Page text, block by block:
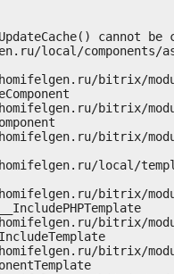
cannot
local/components/